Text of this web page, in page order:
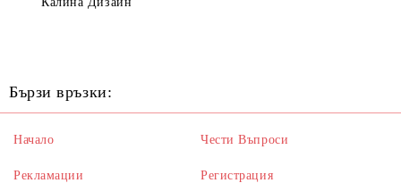
Бързи връзки:
Начало
Рекламации
Чести Въпроси
Регистрация